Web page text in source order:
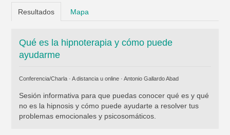
Resultados Mapa
Qué es la hipnoterapia y cómo puede
ayudarme
Conferencia/Charla · A distancia u online · Antonio Gallardo Abad
Sesión informativa para que puedas conocer qué es y qué
no es la hipnosis y cómo puede ayudarte a resolver tus
problemas emocionales y psicosomáticos.